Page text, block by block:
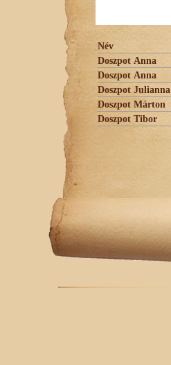
Név
Doszpot Anna
Doszpot Anna
Doszpot Julianna
Doszpot Márton
Doszpot Tibor